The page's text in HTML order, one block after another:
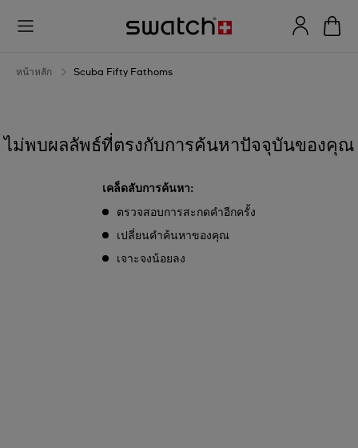
Scuba
Fathoms
หน้าหลัก Scuba Fifty Fathoms
ไม่พบผลลัพธ์ที่ตรงกับการค้นหาปัจจุบันของคุณ
เคล็ดลับการค้นหา:
ตรวจสอบการสะกดคำอีกครั้ง
เปลี่ยนคำค้นหาของคุณ
เจาะจงน้อยลง